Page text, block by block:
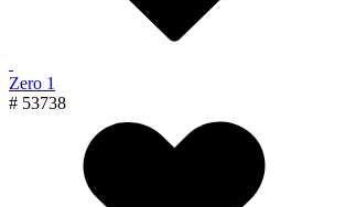
Zero 1
# 53738